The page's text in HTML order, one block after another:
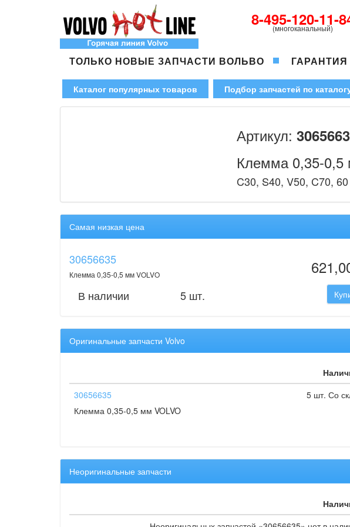
8-495-120-11-
(многоканальный)
ТОЛЬКО НОВЫЕ ЗАПЧАСТИ ВОЛЬВО
Каталог популярных товаров Подбор запчастей по
Артикул:
Клемма 0,35-0,5
C30, S40, V50, C70,
Самая низкая цена
30656635
Клемма 0,35-0,5 мм VOLVO
В наличии 5 шт.
Оригинальные запчасти Volvo
30656635
Клемма 0,35-0,5 мм VOLVO
5 шт. Со
Неоригинальные запчасти